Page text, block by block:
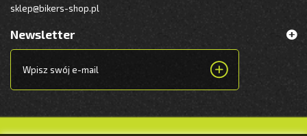
sklep@bikers-shop.pl
Newsletter